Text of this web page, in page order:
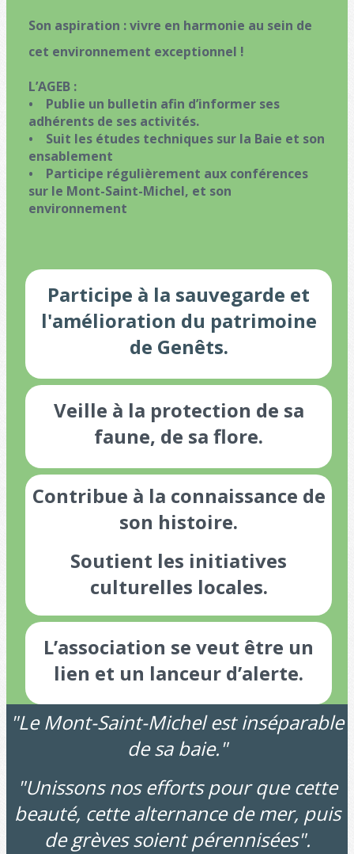
Son aspiration : vivre en harmonie au sein de
cet environnement exceptionnel !
L’AGEB :
• Publie un bulletin afin d’informer ses
adhérents de ses activités.
• Suit les études techniques sur la Baie et son
ensablement
• Participe régulièrement aux conférences
sur le Mont-Saint-Michel, et son
environnement
Participe à la sauvegarde et
l'amélioration du patrimoine
de Genêts.
Veille à la protection de sa
faune, de sa flore.
Contribue à la connaissance de
son histoire.
Soutient les initiatives
culturelles locales.
L’association se veut être un
lien et un lanceur d’alerte.
"Le Mont-Saint-Michel est inséparable
de sa baie."
"Unissons nos efforts pour que cette
beauté, cette alternance de mer, puis
de grèves soient pérennisées".